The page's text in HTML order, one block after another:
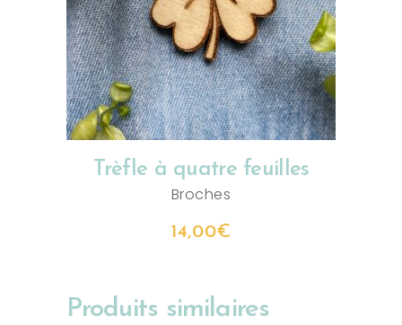
AJOUTER AU PANIER
Trèfle à quatre feuilles
Broches
14,00€
Produits similaires